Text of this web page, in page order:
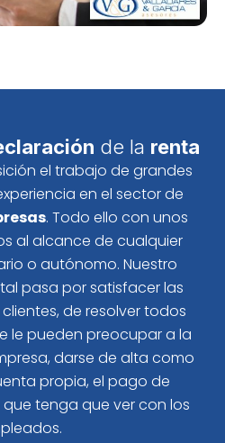
de la renta
el trabajo de grandes
en el sector de
. Todo ello con unos
al alcance de cualquier
o autónomo. Nuestro
pasa por satisfacer las
de resolver todos
le pueden preocupar a la
darse de alta como
propia, el pago de
tenga que ver con los